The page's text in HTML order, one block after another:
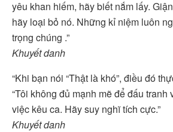
yêu khan hiếm, hãy biết nắm lấy.
hãy loại bỏ nó. Những kỉ niệm luôn
trọng chúng .”
Khuyết danh
“Khi bạn nói “Thật là khó”, điều đó
“Tôi không đủ mạnh mẽ để đấu tranh
việc kêu ca. Hãy suy nghĩ tích cực.”
Khuyết danh